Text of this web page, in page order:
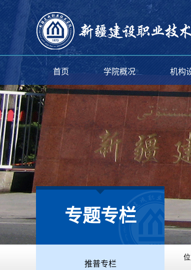
首页 学院概况 机构
专题专栏
位
推普专栏